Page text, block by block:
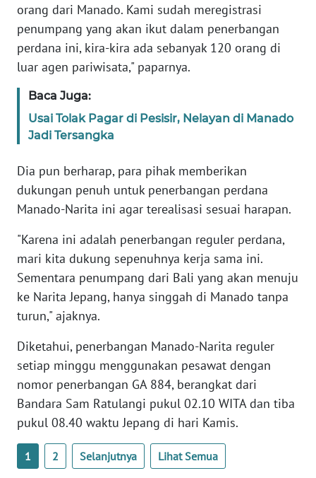
orang dari Manado. Kami sudah meregistrasi
penumpang yang akan ikut dalam penerbangan
perdana ini, kira-kira ada sebanyak 120 orang di
luar agen pariwisata," paparnya.
Baca Juga:
Usai Tolak Pagar di Pesisir, Nelayan di Manado
Jadi Tersangka
Dia pun berharap, para pihak memberikan
dukungan penuh untuk penerbangan perdana
Manado-Narita ini agar terealisasi sesuai harapan.
"Karena ini adalah penerbangan reguler perdana,
mari kita dukung sepenuhnya kerja sama ini.
Sementara penumpang dari Bali yang akan menuju
ke Narita Jepang, hanya singgah di Manado tanpa
turun," ajaknya.
Diketahui, penerbangan Manado-Narita reguler
setiap minggu menggunakan pesawat dengan
nomor penerbangan GA 884, berangkat dari
Bandara Sam Ratulangi pukul 02.10 WITA dan tiba
pukul 08.40 waktu Jepang di hari Kamis.
1 2 Selanjutnya Lihat Semua
WN
KEPRI
WN
WN
PAPUA
WN
WN
SERAMBI
WN
WN
SULTRA
WN
NTB
WN
SULTENG